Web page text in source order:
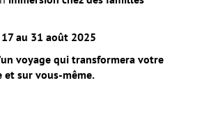
au 31 août 2025
voyage qui transformera votre
et sur vous-même.